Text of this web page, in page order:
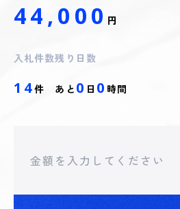
44,000 円
入札件数
14件
残り日数
あと 0 日 0 時間